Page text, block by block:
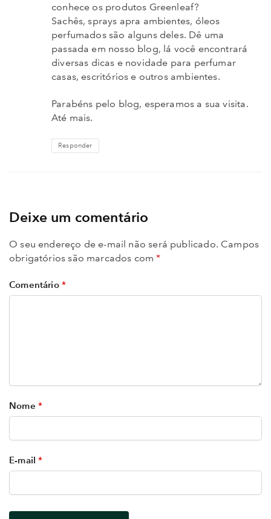
conhece os produtos Greenleaf?
Sachês, sprays apra ambientes, óleos
perfumados são alguns deles. Dê uma
passada em nosso blog, lá você encontrará
diversas dicas e novidade para perfumar
casas, escritórios e outros ambientes.
Parabéns pelo blog, esperamos a sua visita.
Até mais.
Responder
Deixe um comentário
O seu endereço de e-mail não será publicado. Campos
obrigatórios são marcados com*
Comentário *
Nome *
E-mail*